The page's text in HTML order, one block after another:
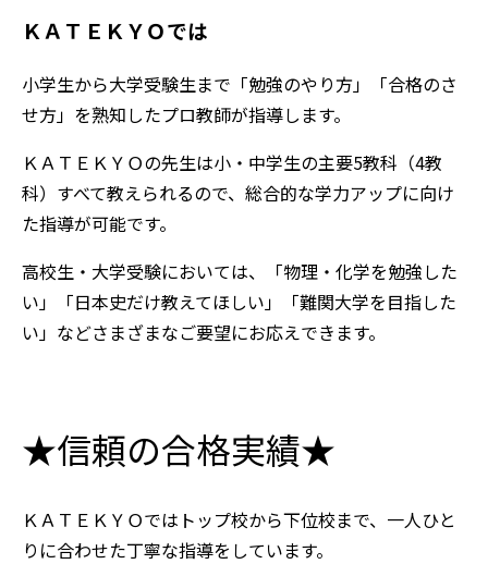
ＫＡＴＥＫＹＯでは
小学生から大学受験生まで「勉強のやり方」「合格のさ
せ方」を熟知したプロ教師が指導します。
ＫＡＴＥＫＹＯの先生は小・中学生の主要5教科（4教
科）すべて教えられるので、総合的な学力アップに向け
た指導が可能です。
高校生・大学受験においては、「物理・化学を勉強した
い」「日本史だけ教えてほしい」「難関大学を目指した
い」などさまざまなご要望にお応えできます。
★信頼の合格実績★
ＫＡＴＥＫＹＯではトップ校から下位校まで、一人ひと
りに合わせた丁寧な指導をしています。